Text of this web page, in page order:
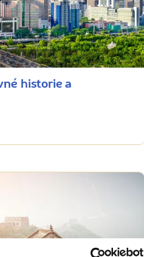
historie a